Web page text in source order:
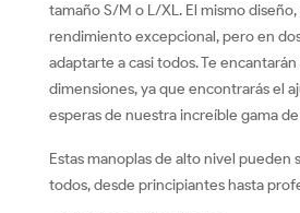
tamaño S/M o L/XL. El mismo
rendimiento excepcional, pero en
adaptarte a casi todos. Te encantarán
dimensiones, ya que encontrarás el
esperas de nuestra increíble gama
Estas manoplas de alto nivel pueden
todos, desde principiantes hasta